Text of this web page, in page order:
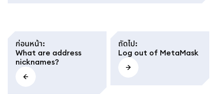
ก่อนหน้า:
What are address
nicknames?
ถัดไป:
Log out of MetaMask